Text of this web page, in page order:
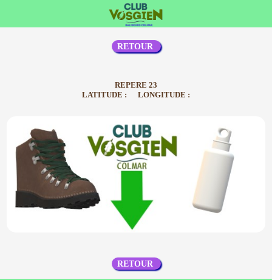
RETOUR
REPERE 23
LATITUDE : LONGITUDE :
RETOUR